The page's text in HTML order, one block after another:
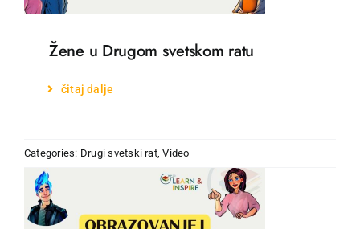
Žene u Drugom svetskom ratu
čitaj dalje
Categories: Drugi svetski rat,Video